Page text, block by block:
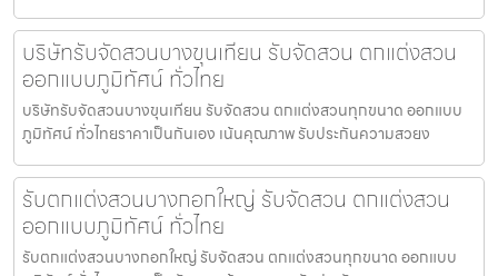
บริษัทรับจัดสวนบางขุนเทียน รับจัดสวน ตกแต่งสวน
ออกแบบภูมิทัศน์ ทั่วไทย
บริษัทรับจัดสวนบางขุนเทียน รับจัดสวน ตกแต่งสวนทุกขนาด ออกแบบ
ภูมิทัศน์ ทั่วไทยราคาเป็นกันเอง เน้นคุณภาพ รับประกันความสวยง
รับตกแต่งสวนบางกอกใหญ่ รับจัดสวน ตกแต่งสวน
ออกแบบภูมิทัศน์ ทั่วไทย
รับตกแต่งสวนบางกอกใหญ่ รับจัดสวน ตกแต่งสวนทุกขนาด ออกแบบ